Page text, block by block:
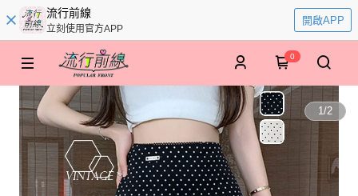
流行前線
立刻使用官方APP
開啟APP
0
1/2